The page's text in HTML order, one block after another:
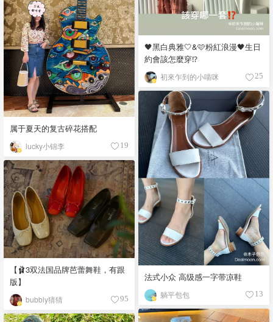
🖤黑白典雅🤍&🩷粉紅浪漫🖤生日
約會該怎麼穿⁉️
初來乍到的小喵咪 25
属于夏天的复古碎花搭配
lucky小锦李 19
法式小众 高级感一字带凉鞋
躺平包包 13
【🩰3双法国品牌芭蕾舞鞋，有跟
版】
bubbly猜猜 95